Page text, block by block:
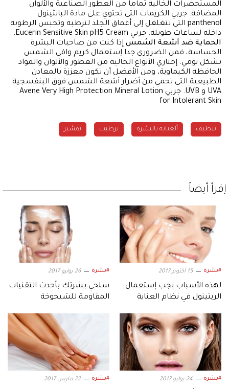
المستحضرات الخالية تماما من العطور الصناعية والألوان
المضافة. جربي الكريمات التي تحتوي على مادة البانثينول
panthenol التي تتغلغل إلى أعماق الجلد لترطبه وتحبس الرطوبة
داخله لساعات طويلة. جربي Eucerin Sensitive Skin pH5 Cream.
الحماية ضد أشعة الشمس إذا كنت من صاحبات البشرة
الحساسة، فمن الضروري جدا إستعمال كريم واقي الشمس
بشكل يومي. إختاري الأنواع الخالية من العطور والألوان والمواد
الحافظة الكيماوية، ومن الأفضل أن تكون معززة بالمعادن
الطبيعية التي تحمي من أضرار أشعة الشمس فوق البنفسجية
UVA و UVB. جربي Avene Very High Protection Mineral Lotion
for Intolerant Skin
تنظيف ألعناية بالبشرة ترطيب تقشير
إقرأ أيضاً
#بشرة 15 أكتوبر 2017
لهذه الأسباب يجب إستعمال
الريتينول في نظام العناية
#بشرة 26 يوليو 2017
سلحي بشرتك بأحدث التقنيات
المقاومة للشيخوخة
#بشرة 24 يوليو 2017 #بشرة 22 مارس 2017